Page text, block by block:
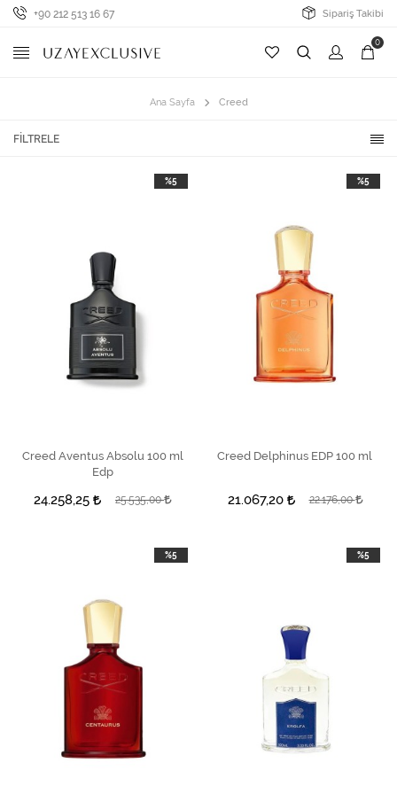
+90 212 513 16 67 Sipariş Takibi
0
Ana Sayfa Creed
FILTRELE
SEPETE EKLE
Creed Aventus Absolu 100 ml
Edp
24.258,25 25.535,00
%5
SEPETE EKLE
Creed Delphinus EDP 100 ml
21.067,20 22.176,00
%5
%5 %5